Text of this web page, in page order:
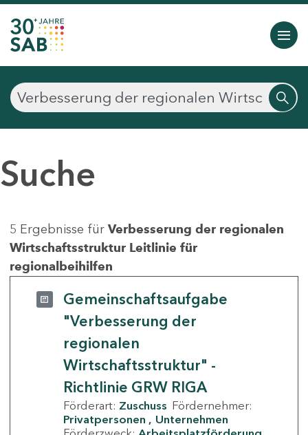
Suche
5 Ergebnisse für Verbesserung der regionalen
Wirtschaftsstruktur Leitlinie für
regionalbeihilfen
Gemeinschaftsaufgabe
"Verbesserung der
regionalen
Wirtschaftsstruktur" -
Richtlinie GRW RIGA
Förderart: Zuschuss Fördernehmer:
Privatpersonen
Unternehmen